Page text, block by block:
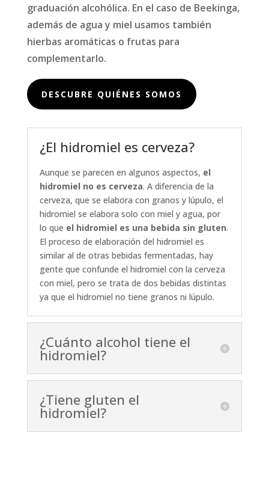
graduación alcohólica. En el caso de Beekinga,
además de agua y miel usamos también
hierbas aromáticas o frutas para
complementarlo.
DESCUBRE QUIÉNES SOMOS
¿El hidromiel es cerveza?
Aunque se parecen en algunos aspectos, el
hidromiel no es cerveza. A diferencia de la
cerveza, que se elabora con granos y lúpulo, el
hidromiel se elabora solo con miel y agua, por
lo que el hidromiel es una bebida sin gluten.
El proceso de elaboración del hidromiel es
similar al de otras bebidas fermentadas, hay
gente que confunde el hidromiel con la cerveza
con miel, pero se trata de dos bebidas distintas
ya que el hidromiel no tiene granos ni lúpulo.
¿Cuánto alcohol tiene el
hidromiel?
¿Tiene gluten el
hidromiel?